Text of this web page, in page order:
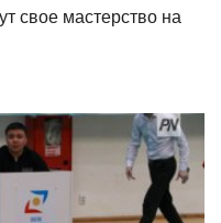
свое мастерство на